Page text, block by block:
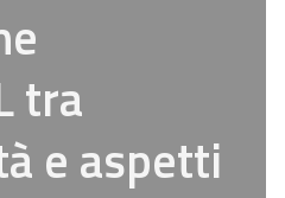
tra
e aspetti